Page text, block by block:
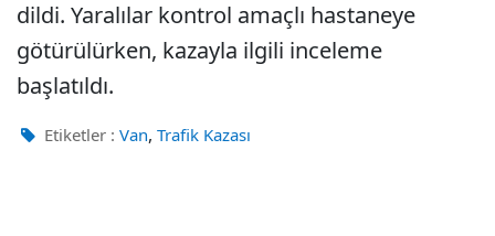
dildi. Yaralılar kontrol amaçlı hastaneye
götürülürken, kazayla ilgili inceleme
başlatıldı.
Etiketler : Van, Trafik Kazası